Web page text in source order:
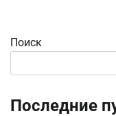
Поиск
Последние